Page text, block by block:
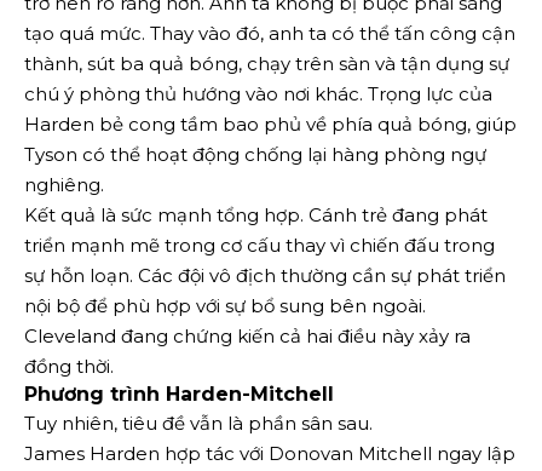
tạo quá mức. Thay vào đó, anh ta có thể tấn công cận
thành, sút ba quả bóng, chạy trên sàn và tận dụng sự
chú ý phòng thủ hướng vào nơi khác. Trọng lực của
Harden bẻ cong tầm bao phủ về phía quả bóng, giúp
Tyson có thể hoạt động chống lại hàng phòng ngự
nghiêng.
Kết quả là sức mạnh tổng hợp. Cánh trẻ đang phát
triển mạnh mẽ trong cơ cấu thay vì chiến đấu trong
sự hỗn loạn. Các đội vô địch thường cần sự phát triển
nội bộ để phù hợp với sự bổ sung bên ngoài.
Cleveland đang chứng kiến ​​cả hai điều này xảy ra
đồng thời.
Phương trình Harden-Mitchell
Tuy nhiên, tiêu đề vẫn là phần sân sau.
James Harden hợp tác với Donovan Mitchell ngay lập